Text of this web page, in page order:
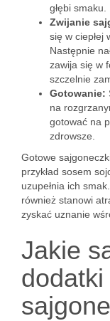
głębi smaku.
Zwijanie
się w ciepłej
Następnie
zawija się w
szczelnie
Gotowanie:
na
gotować na
zdrowsze.
Gotowe
przykład sosem
uzupełnia ich
również stanowi
zyskać uznanie
Jakie